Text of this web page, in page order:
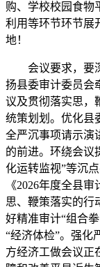
购、学校校园食物
利用等环节环节展
地！
会议要求，要深
扬县委审计委员会
议及贯彻落实思，
统策划划。优化县
全严沉事项请示演
的前进。环绕会议
化运转监视”等沉
《2026年度全县
思、鞭策落实的行
好精准审计“组合
“经济体检”。强化
方经济工做会议正